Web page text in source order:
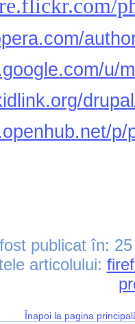
u/
p/
publicat în:
articolului:
Înapoi la pagina